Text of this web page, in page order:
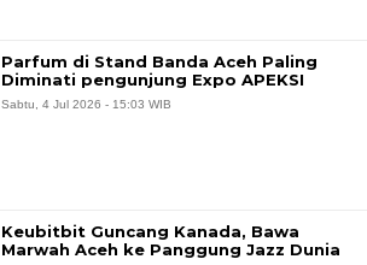
Parfum di Stand Banda Aceh Paling
Diminati pengunjung Expo APEKSI
Sabtu, 4 Jul 2026 - 15:03 WIB
Keubitbit Guncang Kanada, Bawa
Marwah Aceh ke Panggung Jazz Dunia